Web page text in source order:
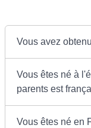
Vous avez
Vous êtes né à
parents est
Vous êtes né en